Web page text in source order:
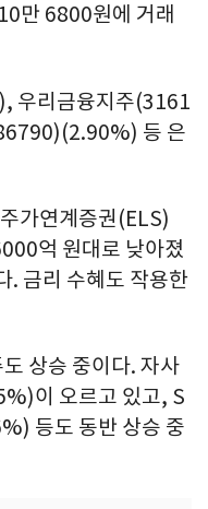
만 6800원에 거래
우리금융지주(3161
등 은
가연계증권(ELS)
억 원대로 낮아졌
. 금리 수혜도 작용한
상승 중이다. 자사
이 오르고 있고, S
등도 동반 상승 중